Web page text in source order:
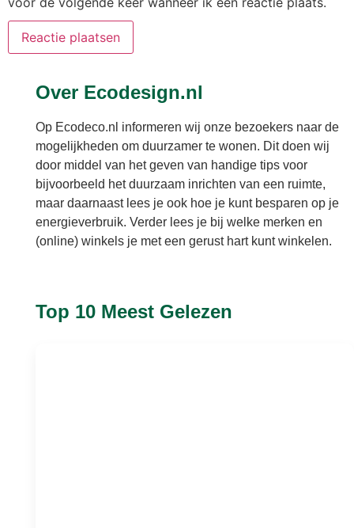
Over Ecodesign.nl
Op Ecodeco.nl informeren wij onze bezoekers naar de
mogelijkheden om duurzamer te wonen. Dit doen wij
door middel van het geven van handige tips voor
bijvoorbeeld het duurzaam inrichten van een ruimte,
maar daarnaast lees je ook hoe je kunt besparen op je
energieverbruik. Verder lees je bij welke merken en
(online) winkels je met een gerust hart kunt winkelen.
Top 10 Meest Gelezen